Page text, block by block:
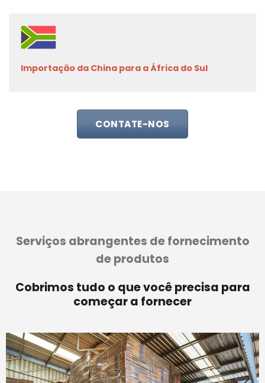
Importação da China para a África do Sul
CONTATE-NOS
Serviços abrangentes de fornecimento
de produtos
Cobrimos tudo o que você precisa para
começar a fornecer